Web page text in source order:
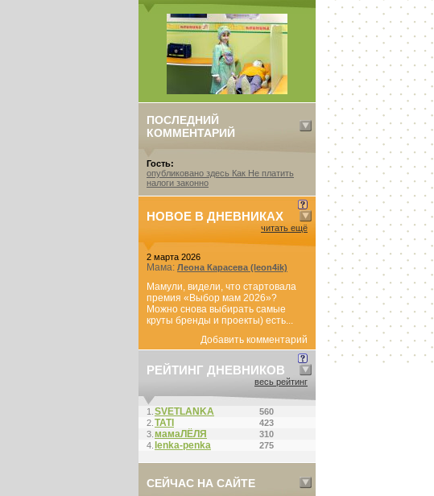
ПОСЛЕДНИЙ
КОММЕНТАРИЙ
Гость:
опубликовано здесь Как Не платить
налоги законно
НОВОЕ В ДНЕВНИКАХ
читать ещё
2 марта 2026
Мама: Леона Карасева (leon4ik)
Мамули, видели, что стартовала
премия «Выбор мам 2026»?
Можно снова выбирать самые
круты бренды и проекты) есть...
Добавить комментарий
РЕЙТИНГ ДНЕВНИКОВ
весь рейтинг
1. SVETLANKA
560
2. ТАТI
423
3. мамаЛЁЛЯ
310
4. lenka-penka 275
СЕЙЧАС НА САЙТЕ